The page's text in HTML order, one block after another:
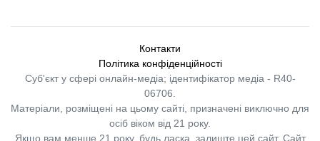
Контакти
Політика конфіденційності
Суб'єкт у сфері онлайн-медіа; ідентифікатор медіа - R40-
06706.
Матеріали, розміщені на цьому сайті, призначені виключно для
осіб віком від 21 року.
Якщо вам менше 21 року, будь ласка, залиште цей сайт. Сайт